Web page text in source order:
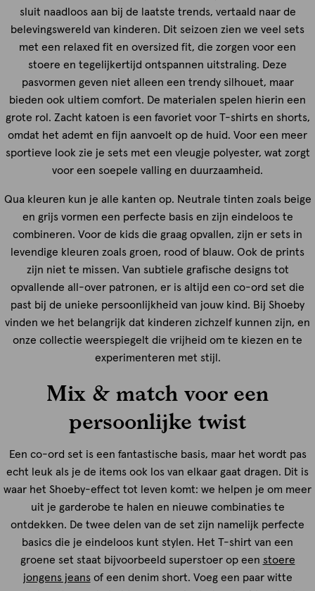
sluit naadloos aan bij de laatste trends, vertaald naar de
belevingswereld van kinderen. Dit seizoen zien we veel sets
met een relaxed fit en oversized fit, die zorgen voor een
stoere en tegelijkertijd ontspannen uitstraling. Deze
pasvormen geven niet alleen een trendy silhouet, maar
bieden ook ultiem comfort. De materialen spelen hierin een
grote rol. Zacht katoen is een favoriet voor T-shirts en shorts,
omdat het ademt en fijn aanvoelt op de huid. Voor een meer
sportieve look zie je sets met een vleugje polyester, wat zorgt
voor een soepele valling en duurzaamheid.
Qua kleuren kun je alle kanten op. Neutrale tinten zoals beige
en grijs vormen een perfecte basis en zijn eindeloos te
combineren. Voor de kids die graag opvallen, zijn er sets in
levendige kleuren zoals groen, rood of blauw. Ook de prints
zijn niet te missen. Van subtiele grafische designs tot
opvallende all-over patronen, er is altijd een co-ord set die
past bij de unieke persoonlijkheid van jouw kind. Bij Shoeby
vinden we het belangrijk dat kinderen zichzelf kunnen zijn, en
onze collectie weerspiegelt die vrijheid om te kiezen en te
experimenteren met stijl.
Mix & match voor een
persoonlijke twist
Een co-ord set is een fantastische basis, maar het wordt pas
echt leuk als je de items ook los van elkaar gaat dragen. Dit is
waar het Shoeby-effect tot leven komt: we helpen je om meer
uit je garderobe te halen en nieuwe combinaties te
ontdekken. De twee delen van de set zijn namelijk perfecte
basics die je eindeloos kunt stylen. Het T-shirt van een
groene set staat bijvoorbeeld superstoer op een stoere
jongens jeansof een denim short. Voeg een paar witte